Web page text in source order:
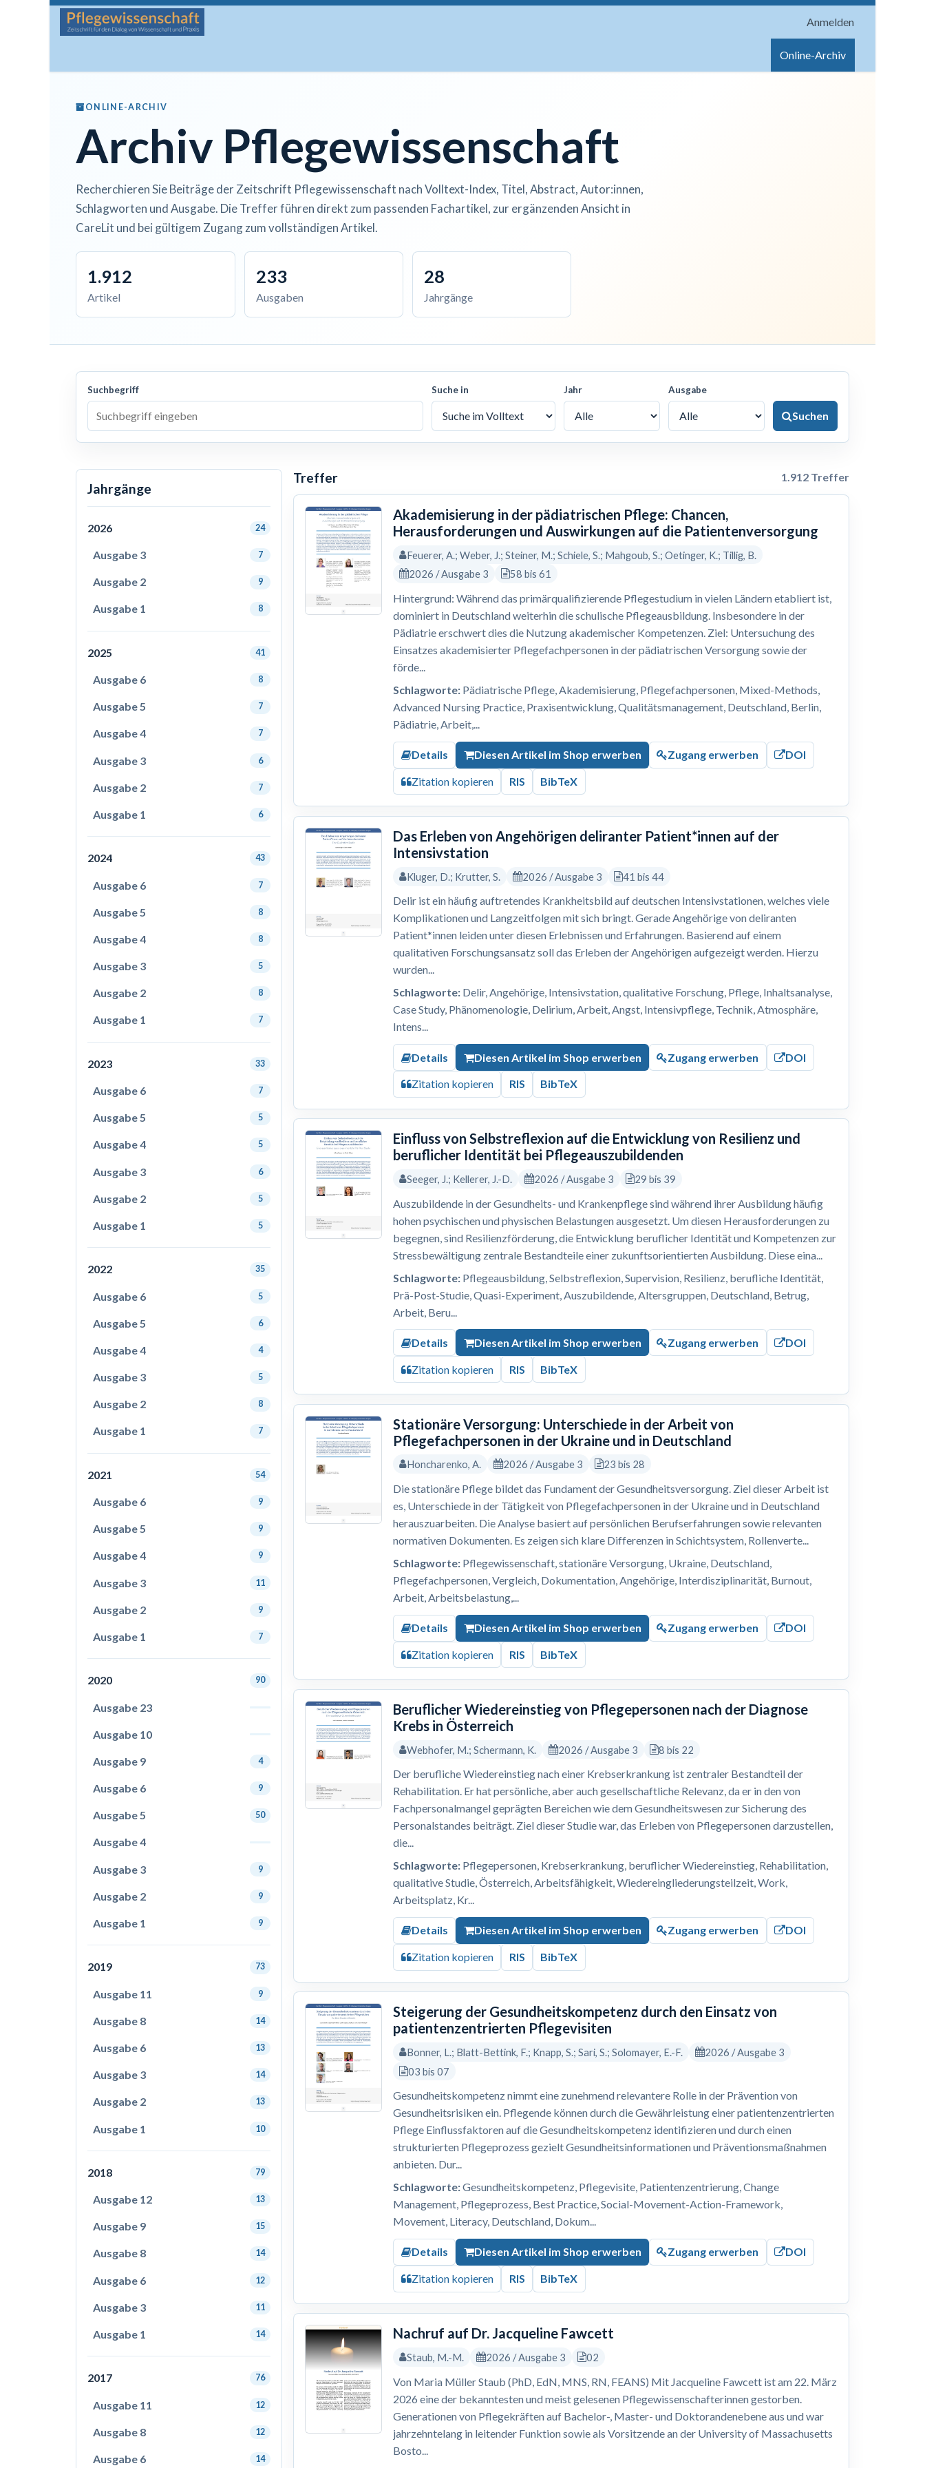
Zum Inhalt springen
Anmelden
Online-Archiv
ONLINE-ARCHIV
Archiv Pflegewissenschaft
Recherchieren Sie Beiträge der Zeitschrift Pflegewissenschaft nach Volltext-Index, Titel, Abstract, Autor:innen,
Schlagworten und Ausgabe. Die Treffer führen direkt zum passenden Fachartikel, zur ergänzenden Ansicht in
CareLit und bei gültigem Zugang zum vollständigen Artikel.
1.912
Artikel
233
Ausgaben
28
Jahrgänge
Suchbegriff Suche in Jahr Ausgabe
Suchen
Jahrgänge
2026 24
Ausgabe 3 7
Ausgabe 2 9
Ausgabe 1 8
2025 41
Ausgabe 6 8
Ausgabe 5 7
Ausgabe 4 7
Ausgabe 3 6
Ausgabe 2 7
Ausgabe 1 6
2024 43
Ausgabe 6 7
Ausgabe 5 8
Ausgabe 4 8
Ausgabe 3 5
Ausgabe 2 8
Ausgabe 1 7
2023 33
Ausgabe 6 7
Ausgabe 5 5
Ausgabe 4 5
Ausgabe 3 6
Ausgabe 2 5
Ausgabe 1 5
2022 35
Ausgabe 6 5
Ausgabe 5 6
Ausgabe 4 4
Ausgabe 3 5
Ausgabe 2 8
Ausgabe 1 7
2021 54
Ausgabe 6 9
Ausgabe 5 9
Ausgabe 4 9
Ausgabe 3 11
Ausgabe 2 9
Ausgabe 1 7
2020 90
Ausgabe 23
Ausgabe 10
Ausgabe 9 4
Ausgabe 6 9
Ausgabe 5 50
Ausgabe 4
Ausgabe 3 9
Ausgabe 2 9
Ausgabe 1 9
2019 73
Ausgabe 11 9
Ausgabe 8 14
Ausgabe 6 13
Ausgabe 3 14
Ausgabe 2 13
Ausgabe 1 10
2018 79
Ausgabe 12 13
Ausgabe 9 15
Ausgabe 8 14
Ausgabe 6 12
Ausgabe 3 11
Ausgabe 1 14
2017 76
Ausgabe 11 12
Ausgabe 8 12
Ausgabe 6 14
Treffer 1.912 Treffer
Akademisierung in der pädiatrischen Pflege: Chancen,
Herausforderungen und Auswirkungen auf die Patientenversorgung
Feuerer, A.; Weber, J.; Steiner, M.; Schiele, S.; Mahgoub, S.; Oetinger, K.; Tillig, B.
2026 / Ausgabe 3
58 bis 61
Hintergrund: Während das primärqualifizierende Pflegestudium in vielen Ländern etabliert ist,
dominiert in Deutschland weiterhin die schulische Pflegeausbildung. Insbesondere in der
Pädiatrie erschwert dies die Nutzung akademischer Kompetenzen. Ziel: Untersuchung des
Einsatzes akademisierter Pflegefachpersonen in der pädiatrischen Versorgung sowie der
förde...
Schlagworte: Pädiatrische Pflege, Akademisierung, Pflegefachpersonen, Mixed-Methods,
Advanced Nursing Practice, Praxisentwicklung, Qualitätsmanagement, Deutschland, Berlin,
Pädiatrie, Arbeit,...
Details Diesen Artikel im Shop erwerben Zugang erwerben DOI
Zitation kopieren RIS BibTeX
Das Erleben von Angehörigen deliranter Patient*innen auf der
Intensivstation
Kluger, D.; Krutter, S. 2026 / Ausgabe 3 41 bis 44
Delir ist ein häufig auftretendes Krankheitsbild auf deutschen Intensivstationen, welches viele
Komplikationen und Langzeitfolgen mit sich bringt. Gerade Angehörige von deliranten
Patient*innen leiden unter diesen Erlebnissen und Erfahrungen. Basierend auf einem
qualitativen Forschungsansatz soll das Erleben der Angehörigen aufgezeigt werden. Hierzu
wurden...
Schlagworte: Delir, Angehörige, Intensivstation, qualitative Forschung, Pflege, Inhaltsanalyse,
Case Study, Phänomenologie, Delirium, Arbeit, Angst, Intensivpflege, Technik, Atmosphäre,
Intens...
Details Diesen Artikel im Shop erwerben Zugang erwerben DOI
Zitation kopieren RIS BibTeX
Einfluss von Selbstreflexion auf die Entwicklung von Resilienz und
beruflicher Identität bei Pflegeauszubildenden
Seeger, J.; Kellerer, J.-D. 2026 / Ausgabe 3 29 bis 39
Auszubildende in der Gesundheits- und Krankenpflege sind während ihrer Ausbildung häufig
hohen psychischen und physischen Belastungen ausgesetzt. Um diesen Herausforderungen zu
begegnen, sind Resilienzförderung, die Entwicklung beruflicher Identität und Kompetenzen zur
Stressbewältigung zentrale Bestandteile einer zukunftsorientierten Ausbildung. Diese eina...
Schlagworte: Pflegeausbildung, Selbstreflexion, Supervision, Resilienz, berufliche Identität,
Prä-Post-Studie, Quasi-Experiment, Auszubildende, Altersgruppen, Deutschland, Betrug,
Arbeit, Beru...
Details Diesen Artikel im Shop erwerben Zugang erwerben DOI
Zitation kopieren RIS BibTeX
Stationäre Versorgung: Unterschiede in der Arbeit von
Pflegefachpersonen in der Ukraine und in Deutschland
Honcharenko, A. 2026 / Ausgabe 3 23 bis 28
Die stationäre Pflege bildet das Fundament der Gesundheitsversorgung. Ziel dieser Arbeit ist
es, Unterschiede in der Tätigkeit von Pflegefachpersonen in der Ukraine und in Deutschland
herauszuarbeiten. Die Analyse basiert auf persönlichen Berufserfahrungen sowie relevanten
normativen Dokumenten. Es zeigen sich klare Differenzen in Schichtsystem, Rollenverte...
Schlagworte: Pflegewissenschaft, stationäre Versorgung, Ukraine, Deutschland,
Pflegefachpersonen, Vergleich, Dokumentation, Angehörige, Interdisziplinarität, Burnout,
Arbeit, Arbeitsbelastung,...
Details Diesen Artikel im Shop erwerben Zugang erwerben DOI
Zitation kopieren RIS BibTeX
Beruflicher Wiedereinstieg von Pflegepersonen nach der Diagnose
Krebs in Österreich
Webhofer, M.; Schermann, K. 2026 / Ausgabe 3 8 bis 22
Der berufliche Wiedereinstieg nach einer Krebserkrankung ist zentraler Bestandteil der
Rehabilitation. Er hat persönliche, aber auch gesellschaftliche Relevanz, da er in den von
Fachpersonalmangel geprägten Bereichen wie dem Gesundheitswesen zur Sicherung des
Personalstandes beiträgt. Ziel dieser Studie war, das Erleben von Pflegepersonen darzustellen,
die...
Schlagworte: Pflegepersonen, Krebserkrankung, beruflicher Wiedereinstieg, Rehabilitation,
qualitative Studie, Österreich, Arbeitsfähigkeit, Wiedereingliederungsteilzeit, Work,
Arbeitsplatz, Kr...
Details Diesen Artikel im Shop erwerben Zugang erwerben DOI
Zitation kopieren RIS BibTeX
Steigerung der Gesundheitskompetenz durch den Einsatz von
patientenzentrierten Pflegevisiten
Bonner, L.; Blatt-Bettink, F.; Knapp, S.; Sari, S.; Solomayer, E.-F.
2026 / Ausgabe 3
03 bis 07
Gesundheitskompetenz nimmt eine zunehmend relevantere Rolle in der Prävention von
Gesundheitsrisiken ein. Pflegende können durch die Gewährleistung einer patientenzentrierten
Pflege Einflussfaktoren auf die Gesundheitskompetenz identifizieren und durch einen
strukturierten Pflegeprozess gezielt Gesundheitsinformationen und Präventionsmaßnahmen
anbieten. Dur...
Schlagworte:Gesundheitskompetenz, Pflegevisite, Patientenzentrierung, Change
Management, Pflegeprozess, Best Practice, Social-Movement-Action-Framework,
Movement, Literacy, Deutschland, Dokum...
Details Diesen Artikel im Shop erwerben Zugang erwerben DOI
Zitation kopieren RIS BibTeX
Nachruf auf Dr. Jacqueline Fawcett
Staub, M.-M. 2026 / Ausgabe 3 02
Von Maria Müller Staub (PhD, EdN, MNS, RN, FEANS) Mit Jacqueline Fawcett ist am 22. März
2026 eine der bekanntesten und meist gelesenen Pflegewissenschafterinnen gestorben.
Generationen von Pflegekräften auf Bachelor-, Master- und Doktorandenebene aus und war
jahrzehntelang in leitender Funktion sowie als Vorsitzende an der University of Massachusetts
Bosto...